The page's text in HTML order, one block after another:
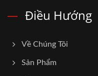
Điều Hướng
Về Chúng Tôi
Sản Phẩm